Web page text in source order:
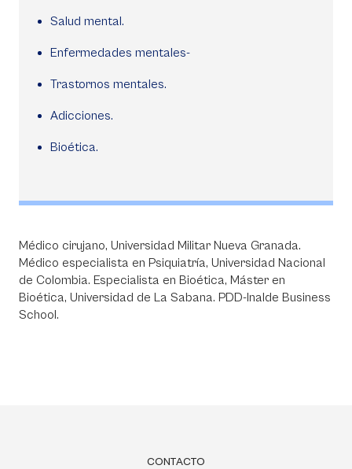
Salud mental.
Enfermedades mentales-
Trastornos mentales.
Adicciones.
Bioética.
Médico cirujano, Universidad Militar Nueva Granada.
Médico especialista en Psiquiatría, Universidad Nacional
de Colombia. Especialista en Bioética, Máster en
Bioética, Universidad de La Sabana. PDD-Inalde Business
School.
CONTACTO